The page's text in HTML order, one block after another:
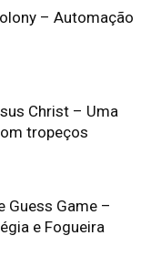
– Automação
Christ – Uma
tropeços
Guess Game –
e Fogueira